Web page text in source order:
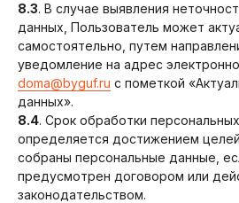
8.3. В случае выявления
данных, Пользователь может
самостоятельно, путем
уведомление на адрес
doma@byguf.ru с пометкой
данных».
8.4. Срок обработки
определяется достижением
собраны персональные данные,
предусмотрен договором или
законодательством.